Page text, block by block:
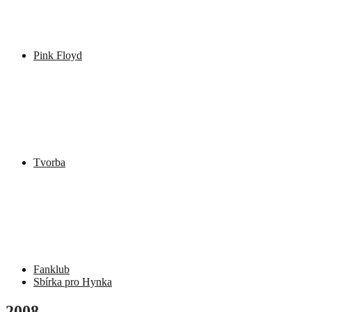
Pink Floyd
Tvorba
Fanklub
Sbírka pro Hynka